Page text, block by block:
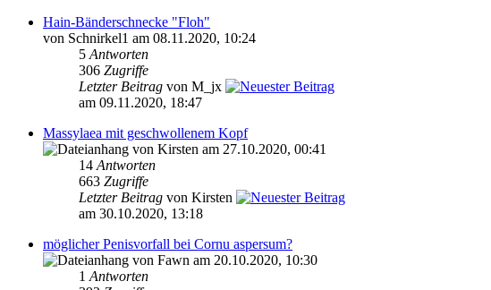
Hain-Bänderschnecke "Floh"
von Schnirkel1 am 08.11.2020, 10:24
5 Antworten
306 Zugriffe
Letzter Beitrag von M_jx
am 09.11.2020, 18:47
Massylaea mit geschwollenem Kopf
von Kirsten am 27.10.2020, 00:41
14 Antworten
663 Zugriffe
Letzter Beitrag von Kirsten
am 30.10.2020, 13:18
möglicher Penisvorfall bei Cornu aspersum?
von Fawn am 20.10.2020, 10:30
1 Antworten